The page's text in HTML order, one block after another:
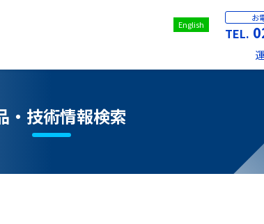
English
お
・技術情報検索